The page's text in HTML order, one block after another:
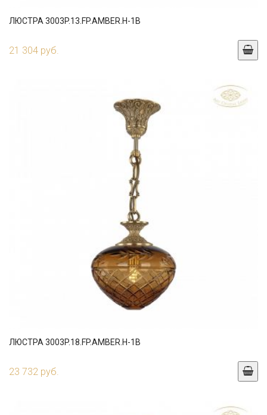
ЛЮСТРА 3003P.13.FP.AMBER.H-1B
21 304 руб.
ЛЮСТРА 3003P.18.FP.AMBER.H-1B
23 732 руб.